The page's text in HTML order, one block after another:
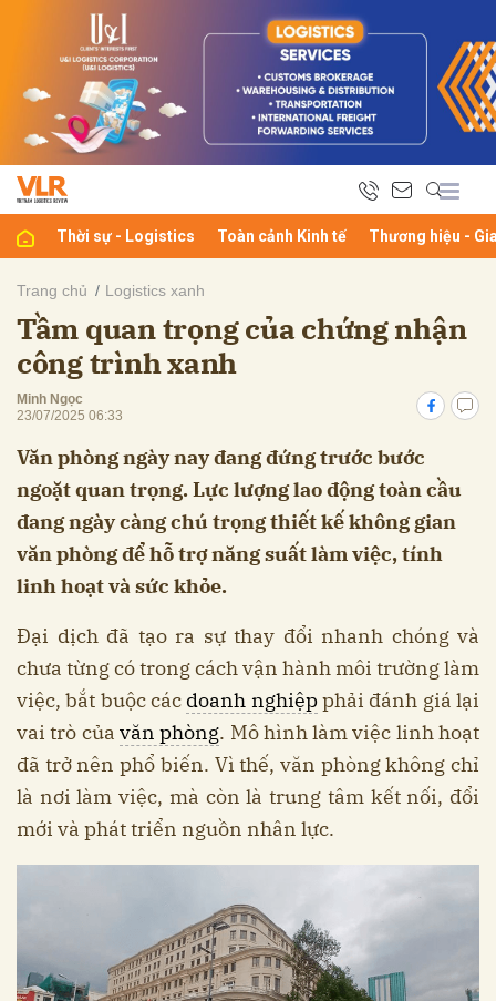
Thời sự - Logistics Toàn cảnh Kinh tế Thương hiệu -
Trang chủ Logistics xanh
Tầm quan trọng của chứng nhận
công trình xanh
Minh Ngọc
23/07/2025 06:33
Văn phòng ngày nay đang đứng trước bước
ngoặt quan trọng. Lực lượng lao động toàn cầu
đang ngày càng chú trọng thiết kế không gian
văn phòng để hỗ trợ năng suất làm việc, tính
linh hoạt và sức khỏe.
Đại dịch đã tạo ra sự thay đổi nhanh chóng và
chưa từng có trong cách vận hành môi trường làm
việc, bắt buộc các doanh nghiệpphải đánh giá lại
vai trò của văn phòng. Mô hình làm việc linh hoạt
đã trở nên phổ biến. Vì thế, văn phòng không chỉ
là nơi làm việc, mà còn là trung tâm kết nối, đổi
mới và phát triển nguồn nhân lực.
luận
Hủy